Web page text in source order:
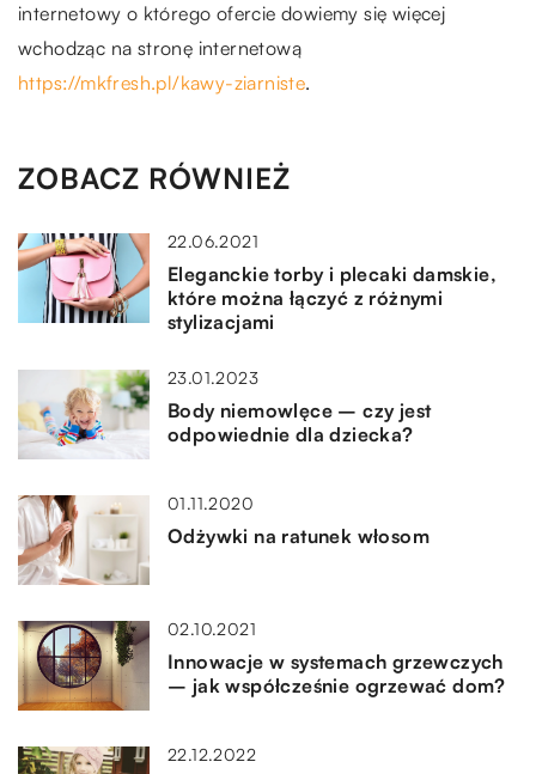
internetowy o którego ofercie dowiemy się więcej
wchodząc na stronę internetową
https://mkfresh.pl/kawy-ziarniste.
ZOBACZ RÓWNIEŻ
22.06.2021
Eleganckie torby i plecaki damskie,
które można łączyć z różnymi
stylizacjami
23.01.2023
Body niemowlęce – czy jest
odpowiednie dla dziecka?
01.11.2020
Odżywki na ratunek włosom
02.10.2021
Innowacje w systemach grzewczych
– jak współcześnie ogrzewać dom?
22.12.2022